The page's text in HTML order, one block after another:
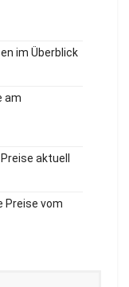
im Überblick
am
aktuell
Preise vom